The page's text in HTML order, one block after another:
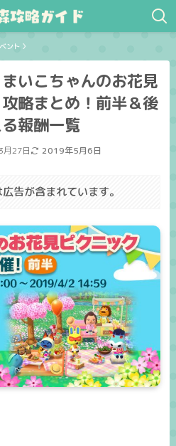
ント
まいこちゃんのお花見
略まとめ！前半＆後
報酬一覧
月27日 2019年5月6日
告が含まれています。